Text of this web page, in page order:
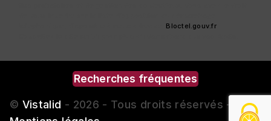
Bloctel.gouv.fr.
Recherches fréquentes
© Vistalid - 2026 - Tous droits réservés -